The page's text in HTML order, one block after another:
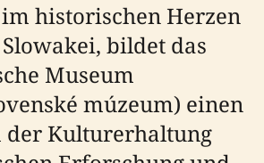
historischen Herzen
bildet das
Museum
múzeum) einen
der Kulturerhaltung